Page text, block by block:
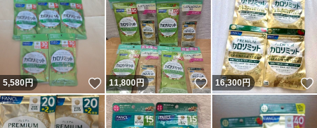
5,580円 いいね！
11,800円 いいね！
16,300円